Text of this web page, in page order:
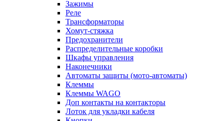
Зажимы
Реле
Трансформаторы
Хомут-стяжка
Предохранители
Распределительные коробки
Шкафы управления
Наконечники
Автоматы защиты (мото-автоматы)
Клеммы
Клеммы WAGO
Доп контакты на контакторы
Лоток для укладки кабеля